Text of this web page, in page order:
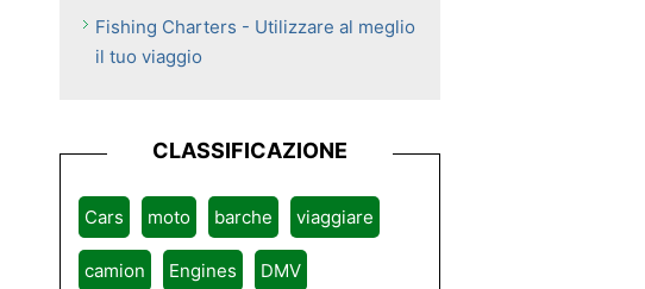
Fishing Charters - Utilizzare al meglio
il tuo viaggio
CLASSIFICAZIONE
Cars moto barche viaggiare
camion Engines DMV